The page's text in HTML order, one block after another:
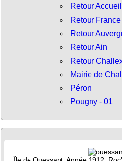
Retour Accueil
Retour France
Retour
Retour Ain
Retour
Mairie de
Péron
Pougny - 01